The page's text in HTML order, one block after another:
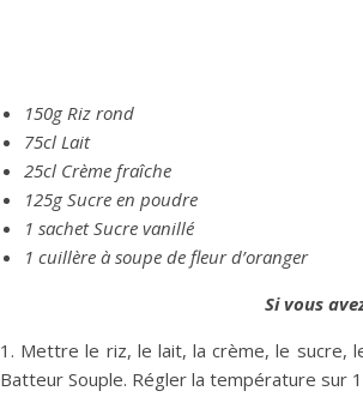
150g Riz rond
75cl Lait
25cl Crème fraîche
125g Sucre en poudre
1 sachet Sucre vanillé
1 cuillère à soupe de fleur d’oranger
Si vous
1. Mettre le riz, le lait, la crème, le sucre,
Batteur Souple. Régler la température sur